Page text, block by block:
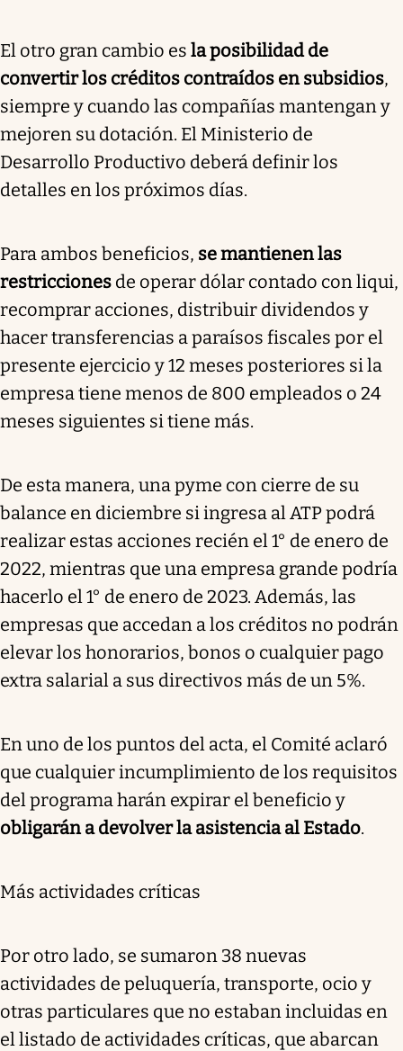
El otro gran cambio es la posibilidad de
convertir los créditos contraídos en subsidios,
siempre y cuando las compañías mantengan y
mejoren su dotación. El Ministerio de
Desarrollo Productivo deberá definir los
detalles en los próximos días.
Para ambos beneficios, se mantienen las
restricciones de operar dólar contado con liqui,
recomprar acciones, distribuir dividendos y
hacer transferencias a paraísos fiscales por el
presente ejercicio y 12 meses posteriores si la
empresa tiene menos de 800 empleados o 24
meses siguientes si tiene más.
De esta manera, una pyme con cierre de su
balance en diciembre si ingresa al ATP podrá
realizar estas acciones recién el 1° de enero de
2022, mientras que una empresa grande podría
hacerlo el 1° de enero de 2023. Además, las
empresas que accedan a los créditos no podrán
elevar los honorarios, bonos o cualquier pago
extra salarial a sus directivos más de un 5%.
En uno de los puntos del acta, el Comité aclaró
que cualquier incumplimiento de los requisitos
del programa harán expirar el beneficio y
obligarán a devolver la asistencia al Estado.
Más actividades críticas
Por otro lado, se sumaron 38 nuevas
actividades de peluquería, transporte, ocio y
otras particulares que no estaban incluidas en
el listado de actividades críticas, que abarcan